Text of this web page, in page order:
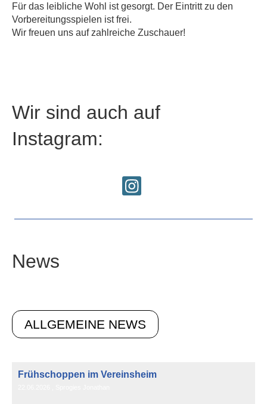
Für das leibliche Wohl ist gesorgt. Der Eintritt zu den
Vorbereitungsspielen ist frei.
Wir freuen uns auf zahlreiche Zuschauer!
Wir sind auch auf
Instagram:
News
ALLGEMEINE NEWS
Frühschoppen im Vereinsheim